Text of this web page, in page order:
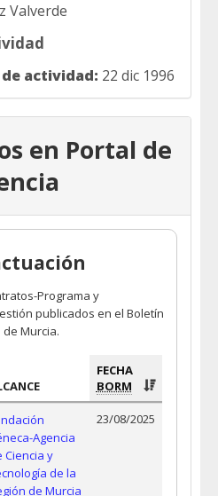
Valverde
actividad: 22 dic 1996
en Portal de
Programa y
publicados en el Boletín
Murcia.
FECHA
BORM
Agencia
Ciencia y
de la
de Murcia
23/08/2025